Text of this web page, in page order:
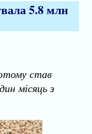
5.8 млн
став
місяць з